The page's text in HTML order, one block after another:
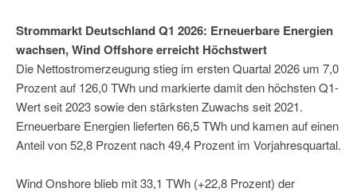
Strommarkt Deutschland Q1 2026: Erneuerbare Energien
wachsen, Wind Offshore erreicht Höchstwert
Die Nettostromerzeugung stieg im ersten Quartal 2026 um 7,0
Prozent auf 126,0 TWh und markierte damit den höchsten Q1-
Wert seit 2023 sowie den stärksten Zuwachs seit 2021.
Erneuerbare Energien lieferten 66,5 TWh und kamen auf einen
Anteil von 52,8 Prozent nach 49,4 Prozent im Vorjahresquartal.
Wind Onshore blieb mit 33,1 TWh (+22,8 Prozent) der